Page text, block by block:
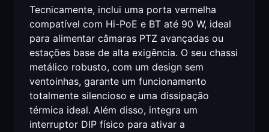
Tecnicamente, inclui uma porta vermelha
compatível com Hi-PoE e BT até 90 W, ideal
para alimentar câmaras PTZ avançadas ou
estações base de alta exigência. O seu chassi
metálico robusto, com um design sem
ventoinhas, garante um funcionamento
totalmente silencioso e uma dissipação
térmica ideal. Além disso, integra um
interruptor DIP físico para ativar a